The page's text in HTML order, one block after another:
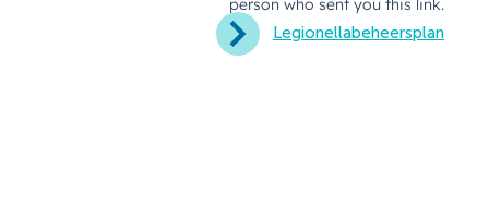
Legionellabeheersplan